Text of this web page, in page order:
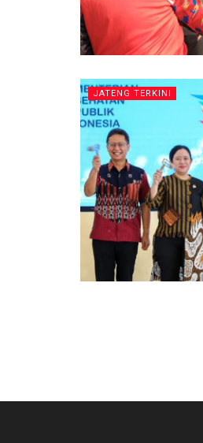
JATENG TERKINI